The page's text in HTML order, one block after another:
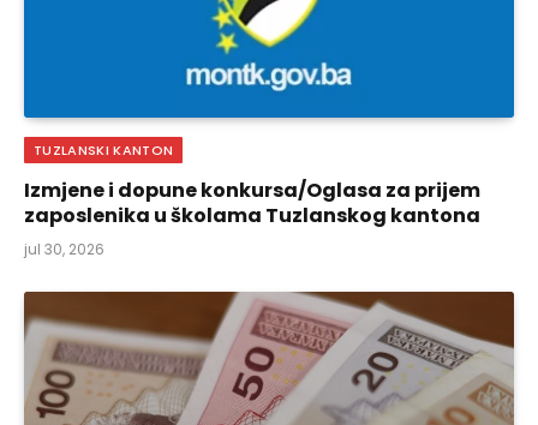
TUZLANSKI KANTON
Izmjene i dopune konkursa/Oglasa za prijem
zaposlenika u školama Tuzlanskog kantona
jul 30, 2026